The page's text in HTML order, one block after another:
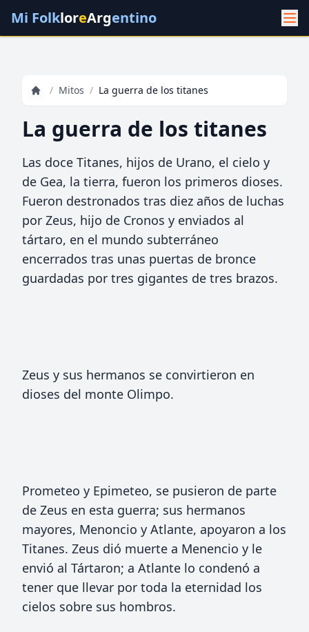
Mi FolkloreArgentino
/ Mitos / La guerra de los titanes
La guerra de los titanes
Las doce Titanes, hijos de Urano, el cielo y
de Gea, la tierra, fueron los primeros dioses.
Fueron destronados tras diez años de luchas
por Zeus, hijo de Cronos y enviados al
tártaro, en el mundo subterráneo
encerrados tras unas puertas de bronce
guardadas por tres gigantes de tres brazos.
Zeus y sus hermanos se convirtieron en
dioses del monte Olimpo.
Prometeo y Epimeteo, se pusieron de parte
de Zeus en esta guerra; sus hermanos
mayores, Menoncio y Atlante, apoyaron a los
Titanes. Zeus dió muerte a Menencio y le
envió al Tártaron; a Atlante lo condenó a
tener que llevar por toda la eternidad los
cielos sobre sus hombros.